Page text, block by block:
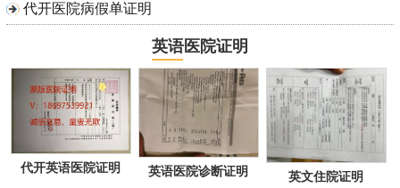
代开医院病假单证明
英语医院证明
代开英语医院证明 英语医院诊断证明 英文住院证明